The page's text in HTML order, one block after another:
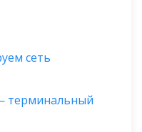
сеть
терминальный